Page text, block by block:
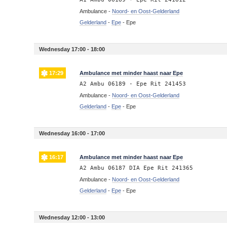
Ambulance - Noord- en Oost-Gelderland
Gelderland - Epe - Epe
Wednesday 17:00 - 18:00
17:29 Ambulance met minder haast naar Epe
A2 Ambu 06189 - Epe Rit 241453
Ambulance - Noord- en Oost-Gelderland
Gelderland - Epe - Epe
Wednesday 16:00 - 17:00
16:17 Ambulance met minder haast naar Epe
A2 Ambu 06187 DIA Epe Rit 241365
Ambulance - Noord- en Oost-Gelderland
Gelderland - Epe - Epe
Wednesday 12:00 - 13:00